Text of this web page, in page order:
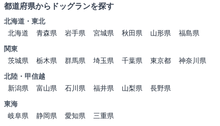
都道府県からドッグランを探す
北海道・東北
北海道
青森県 岩手県 宮城県 秋田県 山形県
福島県
関東
茨城県
栃木県 群馬県 埼玉県 千葉県 東京都
神奈川県
北陸・甲信越
新潟県
富山県 石川県 福井県 山梨県
長野県
東海
岐阜県
静岡県 愛知県
三重県